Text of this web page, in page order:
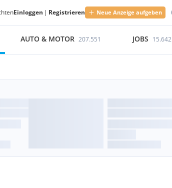
Einloggen | Registrieren Neue Anzeige aufgeben
AUTO & MOTOR 207.551 JOBS 15.642